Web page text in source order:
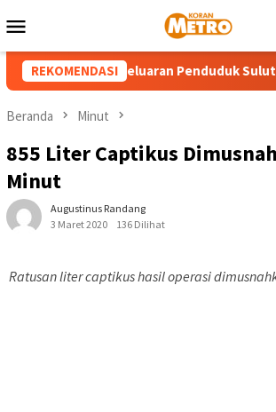
ke
Mobile
REKOMENDASI
Pengeluaran Penduduk Sulut Naik
Beranda Minut
855 Liter Captikus
Minut
Augustinus Randang
3 Maret 2020
136 Dilihat
Ratusan liter captikus hasil operasi